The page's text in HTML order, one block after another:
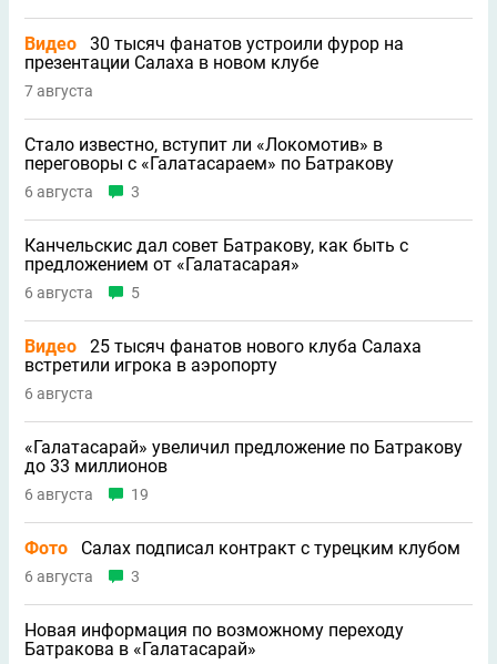
Видео
30 тысяч фанатов устроили фурор на
презентации Салаха в новом клубе
7 августа
Стало известно, вступит ли «Локомотив» в
переговоры с «Галатасараем» по Батракову
6 августа 3
Канчельскис дал совет Батракову, как быть с
предложением от «Галатасарая»
6 августа 5
Видео
25 тысяч фанатов нового клуба Салаха
встретили игрока в аэропорту
6 августа
«Галатасарай» увеличил предложение по Батракову
до 33 миллионов
6 августа 19
Фото Салах подписал контракт с турецким клубом
6 августа 3
Новая информация по возможному переходу
Батракова в «Галатасарай»